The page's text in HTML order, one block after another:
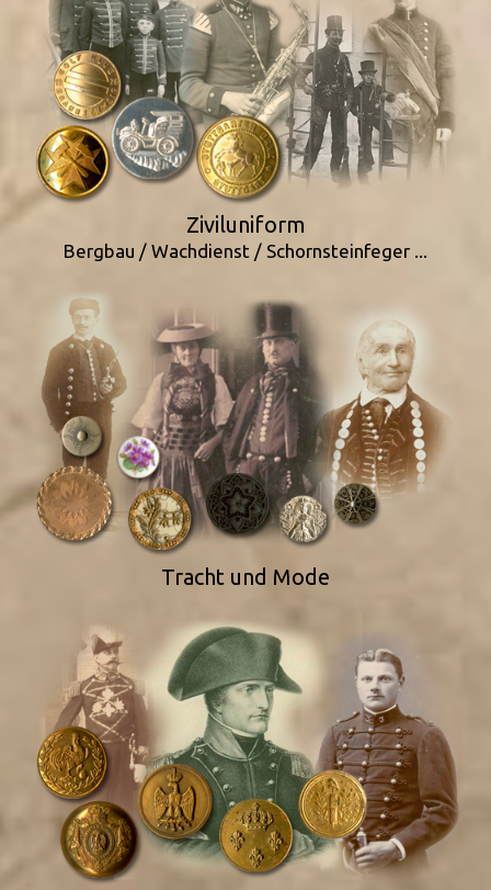
Ziviluniform
Bergbau / Wachdienst / Schornsteinfeger ...
Tracht und Mode